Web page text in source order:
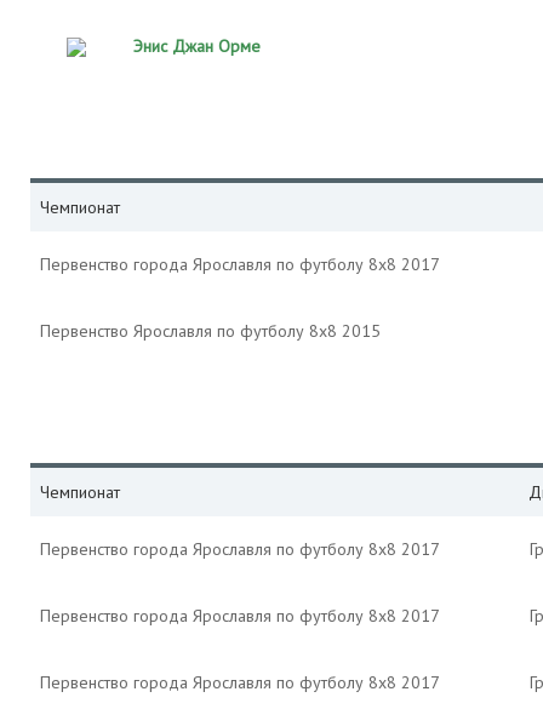
Энис Джан Орме
Чемпионат
Первенство города Ярославля по футболу 8х8 2017
Первенство Ярославля по футболу 8х8 2015
Чемпионат
Первенство города Ярославля по футболу 8х8 2017
Первенство города Ярославля по футболу 8х8 2017
Первенство города Ярославля по футболу 8х8 2017